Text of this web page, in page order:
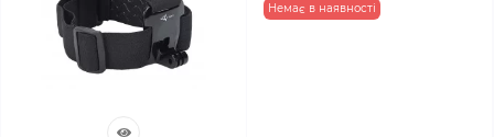
Немає в наявності